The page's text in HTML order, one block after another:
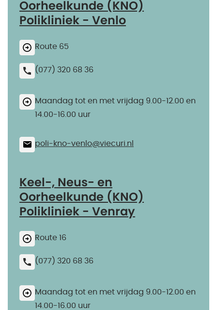
Oorheelkunde (KNO)
Polikliniek - Venlo
Route 65
(077) 320 68 36
Maandag tot en met vrijdag 9.00-12.00 en
14.00-16.00 uur
poli-kno-venlo@​viecuri.nl
Keel-, Neus- en
Oorheelkunde (KNO)
Polikliniek - Venray
Route 16
(077) 320 68 36
Maandag tot en met vrijdag 9.00-12.00 en
14.00-16.00 uur